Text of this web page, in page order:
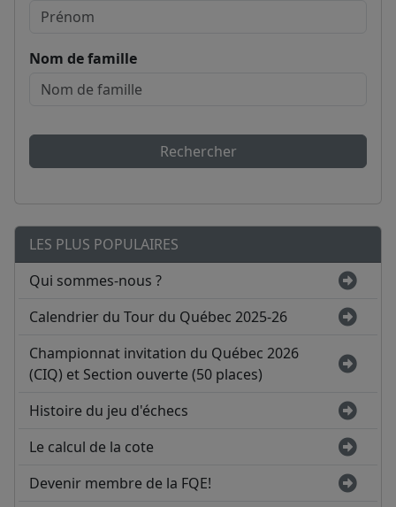
Nom de famille
Rechercher
LES PLUS POPULAIRES
Qui sommes-nous ?
Calendrier du Tour du Québec 2025-26
Championnat invitation du Québec 2026
(CIQ) et Section ouverte (50 places)
Histoire du jeu d'échecs
Le calcul de la cote
Devenir membre de la FQE!